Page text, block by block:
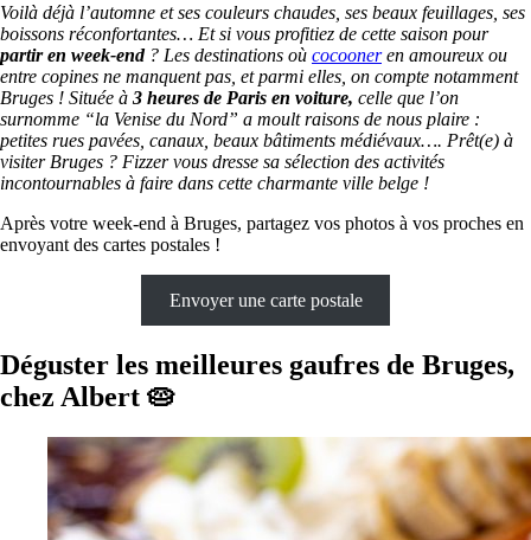
Voilà déjà l’automne et ses couleurs chaudes, ses beaux feuillages, ses
boissons réconfortantes… Et si vous profitiez de cette saison pour
partir en week-end ? Les destinations où cocooneren amoureux ou
entre copines ne manquent pas, et parmi elles, on compte notamment
Bruges ! Située à 3 heures de Paris en voiture, celle que l’on
surnomme “la Venise du Nord” a moult raisons de nous plaire :
petites rues pavées, canaux, beaux bâtiments médiévaux…. Prêt(e) à
visiter Bruges ? Fizzer vous dresse sa sélection des activités
incontournables à faire dans cette charmante ville belge !
Après votre week-end à Bruges, partagez vos photos à vos proches en
envoyant des cartes postales !
Envoyer une carte postale
Déguster les meilleures gaufres de Bruges,
chez Albert 🥧